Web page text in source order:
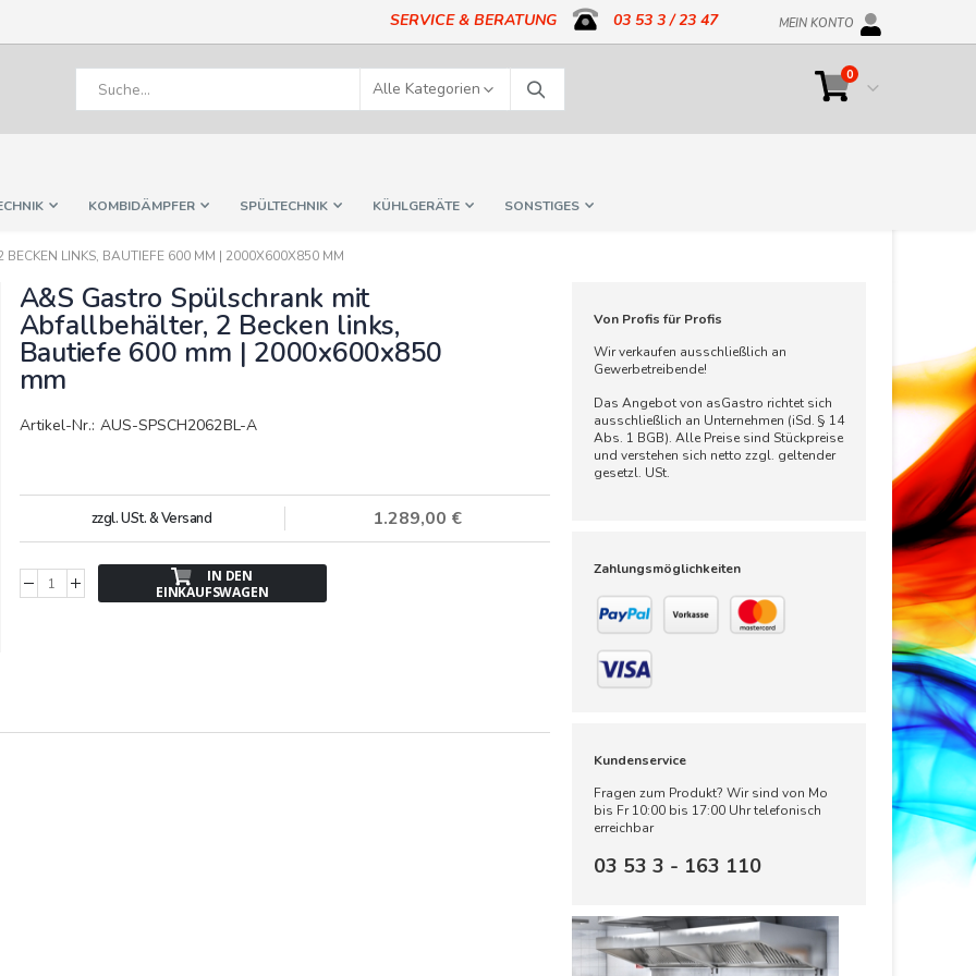
SERVICE & BERATUNG 03 53 3 / 23 47 MEIN KONTO
Cart
0Artikel
Suche
KOMBIDÄMPFER SPÜLTECHNIK KÜHLGERÄTE SONSTIGES
LINKS, BAUTIEFE 600 MM | 2000X600X850 MM
A&S Gastro Spülschrank mit
Abfallbehälter, 2 Becken links,
Bautiefe 600 mm | 2000x600x850
mm
Artikel-Nr.: AUS-SPSCH2062BL-A
1.289,00 €
zzgl. USt. & Versand
IN DEN
EINKAUFSWAGEN
Von Profis für Profis
Wir verkaufen ausschließlich an
Gewerbetreibende!
Das Angebot von asGastro richtet sich
ausschließlich an Unternehmen (iSd. § 14
Abs. 1 BGB). Alle Preise sind Stückpreise
und verstehen sich netto zzgl. geltender
gesetzl. USt.
Zahlungsmöglichkeiten
Kundenservice
Fragen zum Produkt? Wir sind von Mo
bis Fr 10:00 bis 17:00 Uhr telefonisch
erreichbar
03 53 3 - 163 110